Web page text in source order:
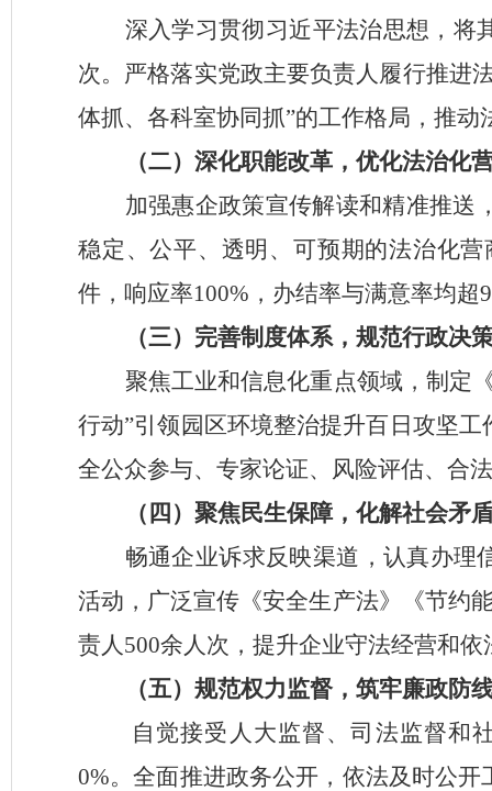
深入学习贯彻习近平法治思想，将
次。 严格落实党政主要负责人履行推进
体抓、各科室协同抓”的工作格局，推
（二）深化职能改革，优化法治化
加强惠企政策宣传解读和精准推送
稳定、公平、透明、可预期的法治化
件，响应率100%，办结率与满意率均超
（三）完善制度体系，规范行政决
聚焦工业和信息化重点领域，制定
行动”引领园区环境整治提升百日攻坚工
全公众参与、专家论证、风险评估、合
（ 四 ）聚焦民生保障，化解社会矛
畅通企业诉求反映渠道，认真办理
活动，广泛宣传《安全生产法》《节约
责人500余人次 ， 提升企业守法经营和依
（五）规范权力监督，筑牢廉政防
自觉接受人大监督、司法监督和
0%。全面推进政务公开，依法及时公